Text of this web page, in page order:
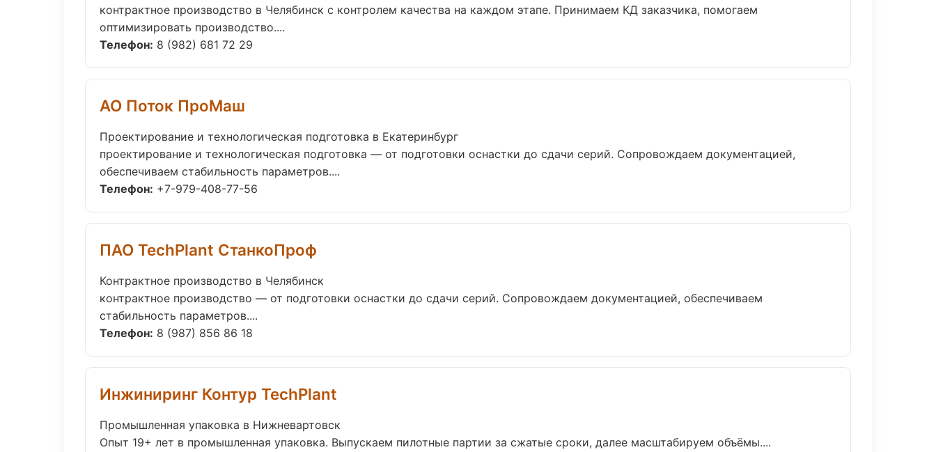
контрактное производство в Челябинск с контролем качества на каждом этапе. Принимаем КД заказчика, помогаем
оптимизировать производство....
Телефон: 8 (982) 681 72 29
АО Поток ПроМаш
Проектирование и технологическая подготовка в Екатеринбург
проектирование и технологическая подготовка — от подготовки оснастки до сдачи серий. Сопровождаем документацией,
обеспечиваем стабильность параметров....
Телефон: +7-979-408-77-56
ПАО TechPlant СтанкоПроф
Контрактное производство в Челябинск
контрактное производство — от подготовки оснастки до сдачи серий. Сопровождаем документацией, обеспечиваем
стабильность параметров....
Телефон: 8 (987) 856 86 18
Инжиниринг Контур TechPlant
Промышленная упаковка в Нижневартовск
Опыт 19+ лет в промышленная упаковка. Выпускаем пилотные партии за сжатые сроки, далее масштабируем объёмы....